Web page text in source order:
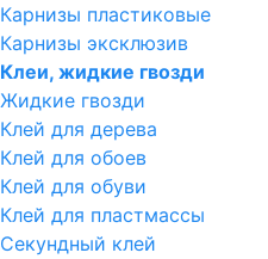
Карнизы пластиковые
Карнизы эксклюзив
Клеи, жидкие гвозди
Жидкие гвозди
Клей для дерева
Клей для обоев
Клей для обуви
Клей для пластмассы
Секундный клей